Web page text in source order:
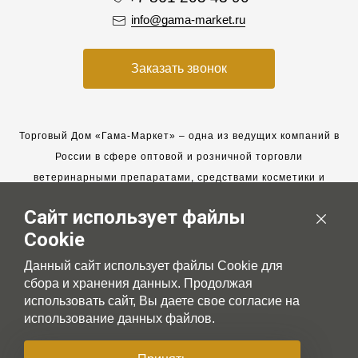
info@gama-market.ru
Заказать звонок
Торговый Дом «Гама-Маркет» – одна из ведущих компаний в
России в сфере оптовой и розничной торговли
ветеринарными препаратами, средствами косметики и
Мы работаем с 2005 года. Мы приглашаем к сотрудничеству
новых клиентов и всегда рассчитываем на взаимовыгодные,
долгосрочные партнерские отношения.
Сайт использует файлы
Cookie
Данный сайт использует файлы Cookie для
сбора и хранения данных. Продолжая
использовать сайт, Вы даете свое согласие на
использование данных файлов.